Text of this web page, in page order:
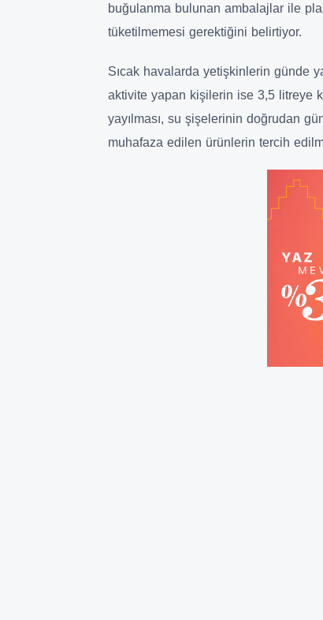
buğulanma bulunan ambalajlar ile
tüketilmemesi gerektiğini belirtiyor.
Sıcak havalarda yetişkinlerin günde
aktivite yapan kişilerin ise 3,5 litreye
yayılması, su şişelerinin doğrudan
muhafaza edilen ürünlerin tercih